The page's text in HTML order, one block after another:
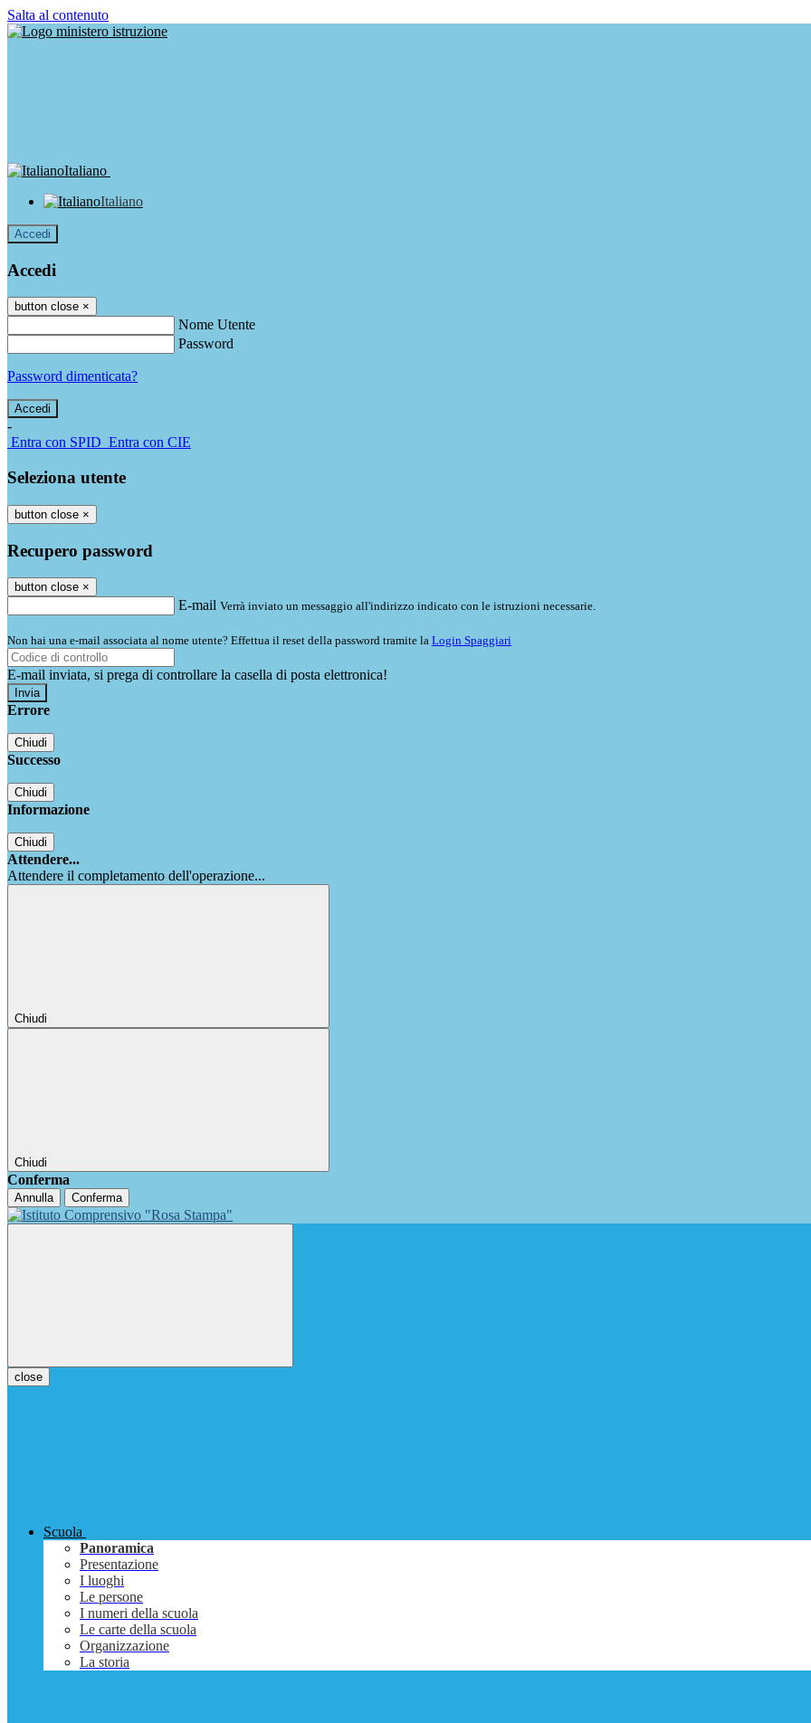
Salta al contenuto
Italiano
Italiano
Accedi
Accedi
button close ×
Nome Utente
Password
Password dimenticata?
-
Entra con SPID Entra con CIE
Seleziona utente
button close ×
Recupero password
button close ×
E-mail Verrà inviato un messaggio all'indirizzo indicato con le istruzioni necessarie.
Non hai una e-mail associata al nome utente? Effettua il reset della password tramite la Login Spaggiari
E-mail inviata, si prega di controllare la casella di posta elettronica!
Errore
Chiudi
Successo
Chiudi
Informazione
Chiudi
Attendere...
Attendere il completamento dell'operazione...
Chiudi
Chiudi
Conferma
Annulla Conferma
close
Scuola
Panoramica
Presentazione
I luoghi
Le persone
I numeri della scuola
Le carte della scuola
Organizzazione
La storia